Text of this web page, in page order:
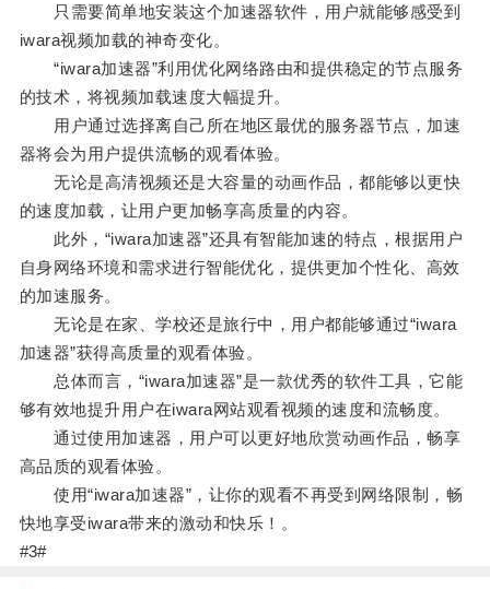
只需要简单地安装这个加速器软件，用户就能够感受到
iwara视频加载的神奇变化。
“iwara加速器”利用优化网络路由和提供稳定的节点服务
的技术，将视频加载速度大幅提升。
用户通过选择离自己所在地区最优的服务器节点，加速
器将会为用户提供流畅的观看体验。
无论是高清视频还是大容量的动画作品，都能够以更快
的速度加载，让用户更加畅享高质量的内容。
此外，“iwara加速器”还具有智能加速的特点，根据用户
自身网络环境和需求进行智能优化，提供更加个性化、高效
的加速服务。
无论是在家、学校还是旅行中，用户都能够通过“iwara
加速器”获得高质量的观看体验。
总体而言，“iwara加速器”是一款优秀的软件工具，它能
够有效地提升用户在iwara网站观看视频的速度和流畅度。
通过使用加速器，用户可以更好地欣赏动画作品，畅享
高品质的观看体验。
使用“iwara加速器”，让你的观看不再受到网络限制，畅
快地享受iwara带来的激动和快乐！。
#3#